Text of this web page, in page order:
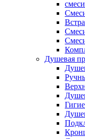
Душевая